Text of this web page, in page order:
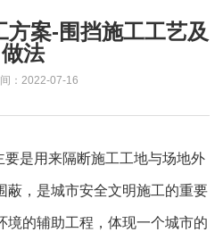
方案-围挡施工工艺及
做法
：2022-07-16
要是用来隔断施工工地与场地外
蔽，是城市安全文明施工的重要
境的辅助工程，体现一个城市的